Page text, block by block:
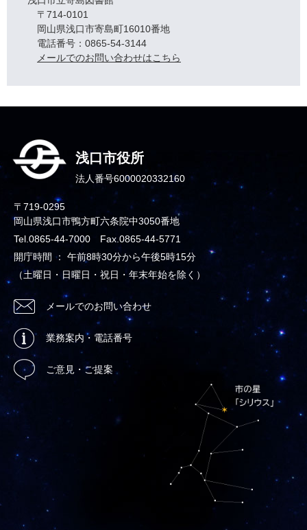
〒714-0101
岡山県浅口市寄島町16010番地
電話番号：0865-54-3144
メールでのお問い合わせはこちら
浅口市役所
法人番号6000020332160
〒719-0295
岡山県浅口市鴨方町六条院中3050番地
Tel.0865-44-7000 Fax.0865-44-5771
開庁時間 ： 午前8時30分から午後5時15分
（土曜日・日曜日・祝日・年末年始を除く）
メールでのお問い合わせ
業務案内・電話番号
ご意見・ご提案